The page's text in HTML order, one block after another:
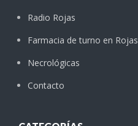
Radio Rojas
Farmacia de turno en Rojas
Necrológicas
Contacto